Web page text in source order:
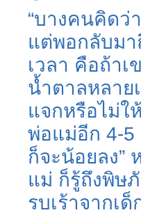
“บางคนคิดว่
แต่พอกลับมา
เวลา คือถ้า
น้ำตาลหลาย
แจกหรือไม่ใ
พ่อแม่อีก 4-5
ก็จะน้อยลง”
แม่ ก็รู้ถึงพิษ
รบเร้าจากเ